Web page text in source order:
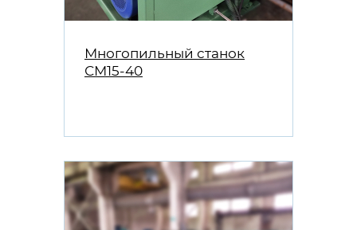
Многопильный станок
СМ15-40